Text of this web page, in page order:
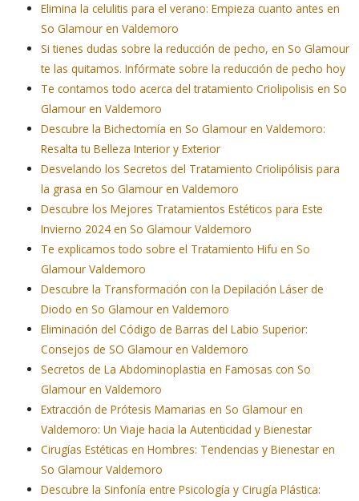
Elimina la celulitis para el verano: Empieza cuanto antes en
So Glamour en Valdemoro
Si tienes dudas sobre la reducción de pecho, en So Glamour
te las quitamos. Infórmate sobre la reducción de pecho hoy
Te contamos todo acerca del tratamiento Criolipolisis en So
Glamour en Valdemoro
Descubre la Bichectomía en So Glamour en Valdemoro:
Resalta tu Belleza Interior y Exterior
Desvelando los Secretos del Tratamiento Criolipólisis para
la grasa en So Glamour en Valdemoro
Descubre los Mejores Tratamientos Estéticos para Este
Invierno 2024 en So Glamour Valdemoro
Te explicamos todo sobre el Tratamiento Hifu en So
Glamour Valdemoro
Descubre la Transformación con la Depilación Láser de
Diodo en So Glamour en Valdemoro
Eliminación del Código de Barras del Labio Superior:
Consejos de SO Glamour en Valdemoro
Secretos de La Abdominoplastia en Famosas con So
Glamour en Valdemoro
Extracción de Prótesis Mamarias en So Glamour en
Valdemoro: Un Viaje hacia la Autenticidad y Bienestar
Cirugías Estéticas en Hombres: Tendencias y Bienestar en
So Glamour Valdemoro
Descubre la Sinfonía entre Psicología y Cirugía Plástica: